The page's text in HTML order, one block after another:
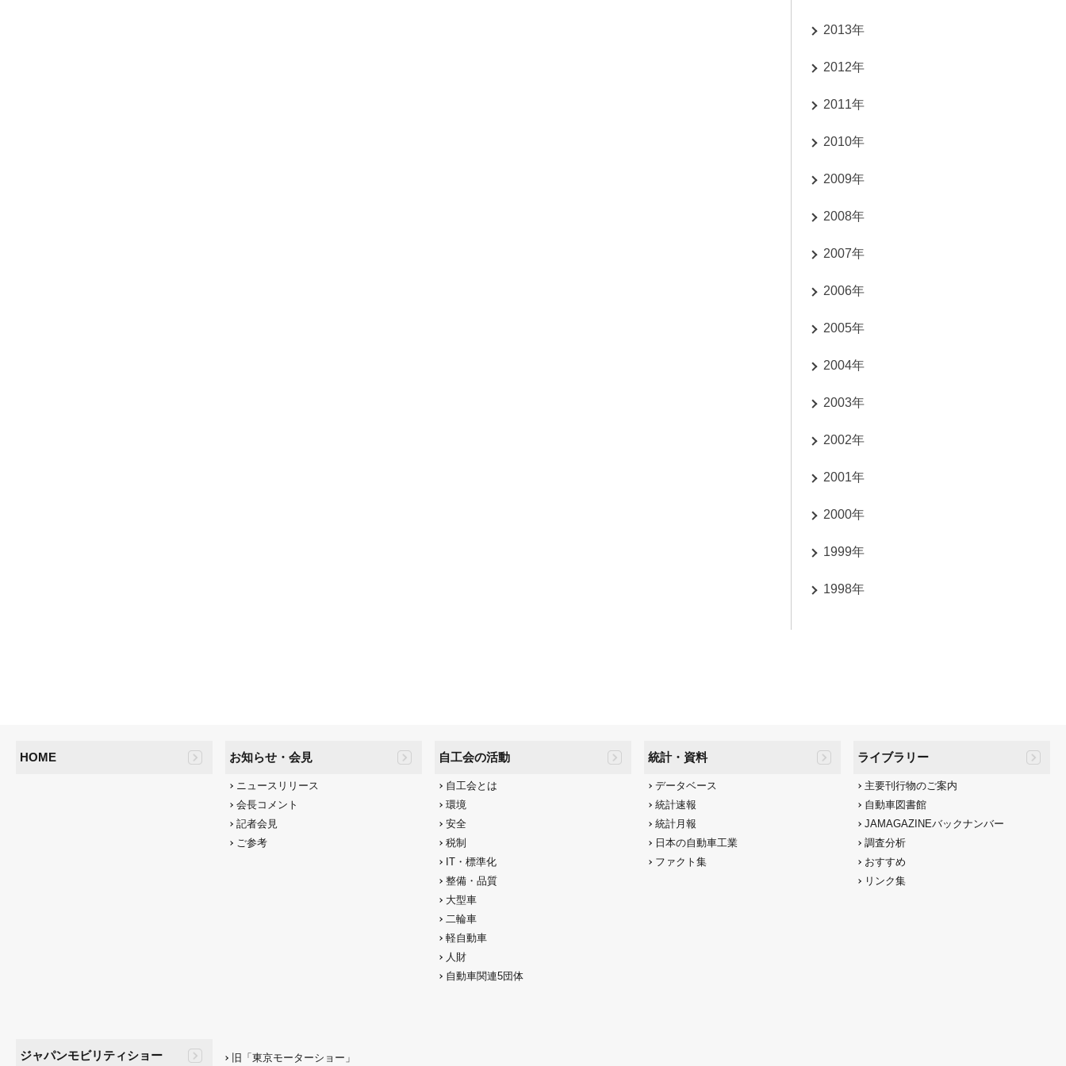
2013年
2012年
2011年
2010年
2009年
2008年
2007年
2006年
2005年
2004年
2003年
2002年
2001年
2000年
1999年
1998年
HOME お知らせ・会見
ニュースリリース
会長コメント
記者会見
ご参考
自工会の活動
自工会とは
環境
安全
税制
IT・標準化
整備・品質
大型車
二輪車
軽自動車
人財
自動車関連5団体
統計・資料
データベース
統計速報
統計月報
日本の自動車工業
ファクト集
ライブラリー
主要刊行物のご案内
自動車図書館
JAMAGAZINEバックナンバー
調査分析
おすすめ
リンク集
ジャパンモビリティショー 旧「東京モーターショー」